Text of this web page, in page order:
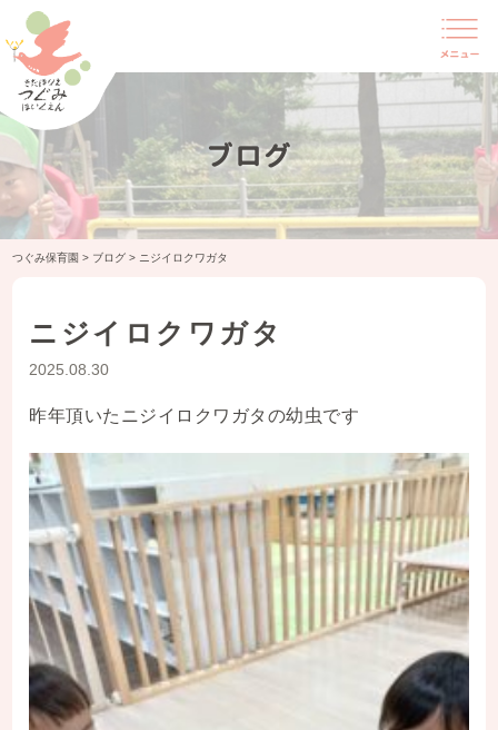
ブログ
つぐみ保育園 > ブログ > ニジイロクワガタ
ニジイロクワガタ
2025.08.30
昨年頂いたニジイロクワガタの幼虫です